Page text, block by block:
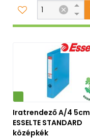
Iratrendező A/4 5cm
ESSELTE STANDARD
középkék